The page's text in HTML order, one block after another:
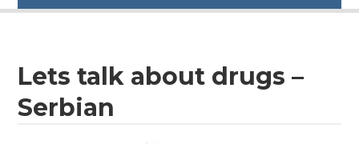
Lets talk about drugs –
Serbian